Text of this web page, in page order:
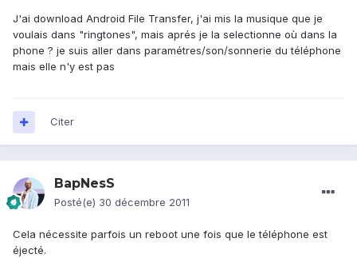
J'ai download Android File Transfer, j'ai mis la musique que je
voulais dans "ringtones", mais aprés je la selectionne où dans la
phone ? je suis aller dans paramétres/son/sonnerie du téléphone
mais elle n'y est pas
Citer
BapNesS
Posté(e) 30 décembre 2011
Cela nécessite parfois un reboot une fois que le téléphone est
éjecté.